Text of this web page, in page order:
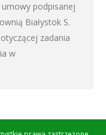
umowy podpisanej
Białystok S.
zadania
w